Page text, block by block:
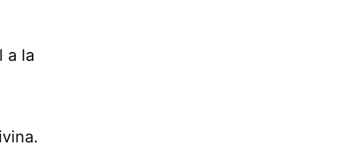
a la